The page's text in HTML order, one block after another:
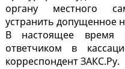
органу местного
устранить допущенное
В настоящее время
ответчиком в
корреспондент ЗАКС.Ру.